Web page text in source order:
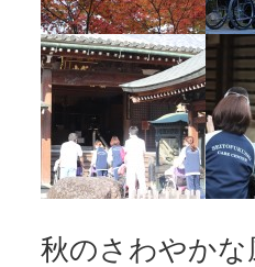
秋のさわやか